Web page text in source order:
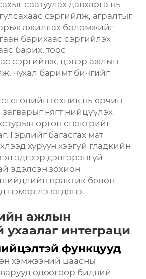
саатуулах давхарга нь
сэргийлж, агралтыг
ажиллах боломжийг
барихаас сэргийлэх
барих, тоос
сэргийлж, цэвэр ажлын
чухал баримт бичгийг
техник нь орчин
нягт нийцүүлэх
өргөн спектрийг
Гэрлийг багасгах мат
хуруун хээгүй гладкийн
эдгээр дэлгэрэнгүй
эдэлсэн зохион
шийдлийн практик болон
нэмэр лэвэгдэнэ.
ажлын
ухаалаг интеграци
функцууд
хэмжээний цаасны
одоогоор бидний